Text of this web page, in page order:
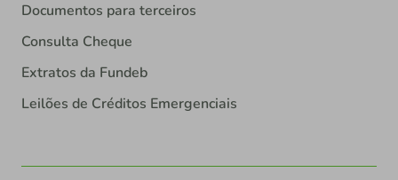
Documentos para terceiros
Consulta Cheque
Extratos da Fundeb
Leilões de Créditos Emergenciais